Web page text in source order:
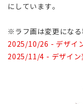
にしています。
※ラフ画は変更になる
2025/10/26 - デザイ
2025/11/4 - デザイン